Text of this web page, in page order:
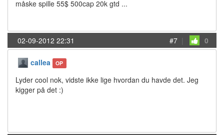
måske spille 55$ 500cap 20k gtd ...
02-09-2012 22:31 #7 | 0
callea OP
Lyder cool nok, vidste ikke lige hvordan du havde det. Jeg
kigger på det :)